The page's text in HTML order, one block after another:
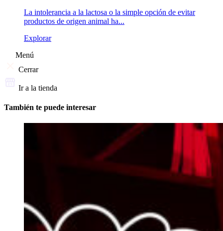
La intolerancia a la lactosa o la simple opción de evitar
productos de origen animal ha...
Explorar
Menú
Cerrar
Ir a la tienda
También te puede interesar